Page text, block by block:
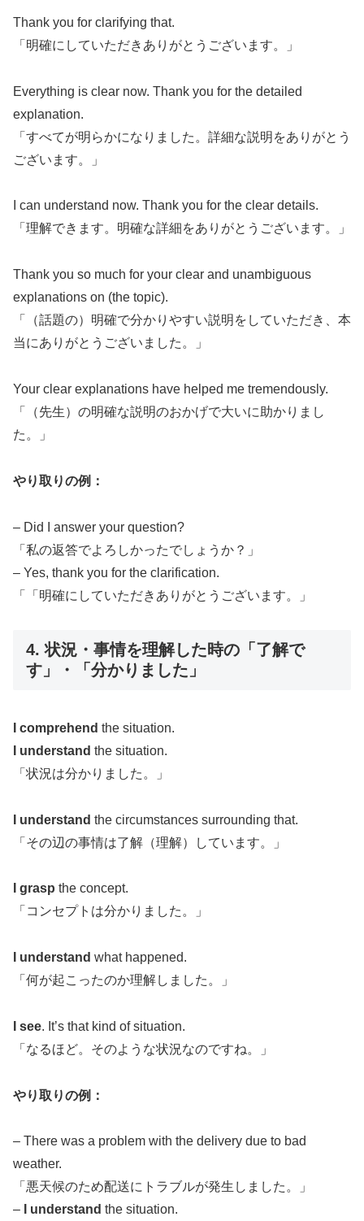
Thank you for clarifying that.
「明確にしていただきありがとうございます。」
Everything is clear now. Thank you for the detailed
explanation.
「すべてが明らかになりました。詳細な説明をありがとう
ございます。」
I can understand now. Thank you for the clear details.
「理解できます。明確な詳細をありがとうございます。」
Thank you so much for your clear and unambiguous
explanations on (the topic).
「（話題の）明確で分かりやすい説明をしていただき、本
当にありがとうございました。」
Your clear explanations have helped me tremendously.
「（先生）の明確な説明のおかげで大いに助かりまし
た。」
やり取りの例：
– Did I answer your question?
「私の返答でよろしかったでしょうか？」
– Yes, thank you for the clarification.
「「明確にしていただきありがとうございます。」
4. 状況・事情を理解した時の「了解で
す」・「分かりました」
I comprehend the situation.
I understand the situation.
「状況は分かりました。」
I understand the circumstances surrounding that.
「その辺の事情は了解（理解）しています。」
I grasp the concept.
「コンセプトは分かりました。」
I understand what happened.
「何が起こったのか理解しました。」
I see. It’s that kind of situation.
「なるほど。そのような状況なのですね。」
やり取りの例：
– There was a problem with the delivery due to bad
weather.
「悪天候のため配送にトラブルが発生しました。」
–
I understand the situation.